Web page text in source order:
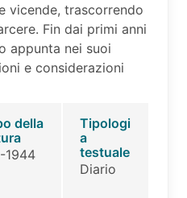
vicende, trascorrendo
Fin dai primi anni
appunta nei suoi
e considerazioni
della
1944
Tipologi
a
testuale
Diario